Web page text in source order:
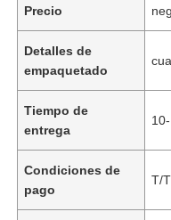
Precio
Detalles de
empaquetado
Tiempo de
entrega
Condiciones de
pago
T/T